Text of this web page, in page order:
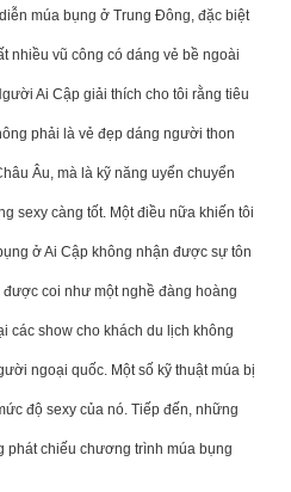
múa bụng ở Trung Đông, đặc biệt
nhiều vũ công có dáng vẻ bề ngoài
Ai Cập giải thích cho tôi rằng tiêu
phải là vẻ đẹp dáng người thon
Âu, mà là kỹ năng uyển chuyển
sexy càng tốt. Một điều nữa khiến tôi
ở Ai Cập không nhận được sự tôn
coi như một nghề đàng hoàng
các show cho khách du lịch không
ngoại quốc. Một số kỹ thuật múa bị
độ sexy của nó. Tiếp đến, những
phát chiếu chương trình múa bụng